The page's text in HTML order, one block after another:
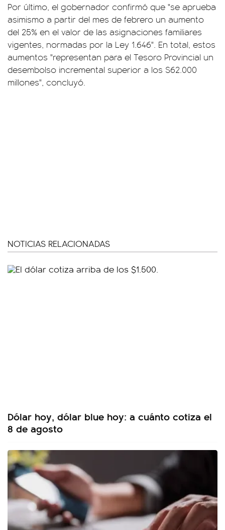
Por último, el gobernador confirmó que "se aprueba
asimismo a partir del mes de febrero un aumento
del 25% en el valor de las asignaciones familiares
vigentes, normadas por la Ley 1.646". En total, estos
aumentos "representan para el Tesoro Provincial un
desembolso incremental superior a los $62.000
millones", concluyó.
NOTICIAS RELACIONADAS
Dólar hoy, dólar blue hoy: a cuánto cotiza el
8 de agosto